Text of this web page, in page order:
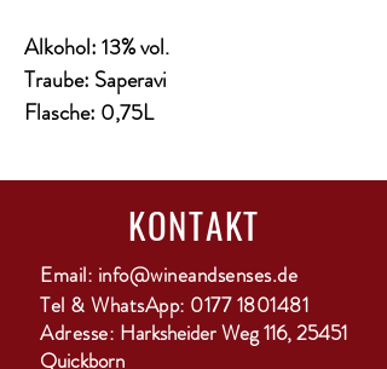
Alkohol: 13% vol.
Traube: Saperavi
Flasche: 0,75L
KONTAKT
Email: info@wineandsenses.de
Tel & WhatsApp: 0177 1801481
Adresse: Harksheider Weg 116, 25451
Quickborn